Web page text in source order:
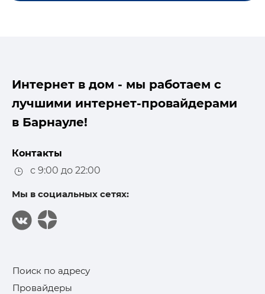
Интернет в дом - мы работаем с
лучшими интернет-провайдерами
в Барнауле!
Контакты
с 9:00 до 22:00
Мы в социальных сетях:
Поиск по адресу
Провайдеры